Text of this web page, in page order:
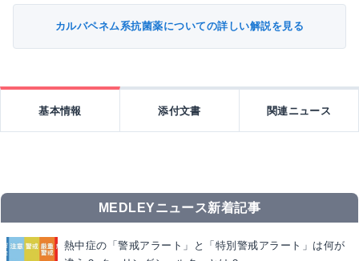
カルバペネム系抗菌薬についての詳しい解説を見る
基本情報 添付文書 関連ニュース
MEDLEYニュース新着記事
熱中症の「警戒アラート」と「特別警戒アラート」は何が